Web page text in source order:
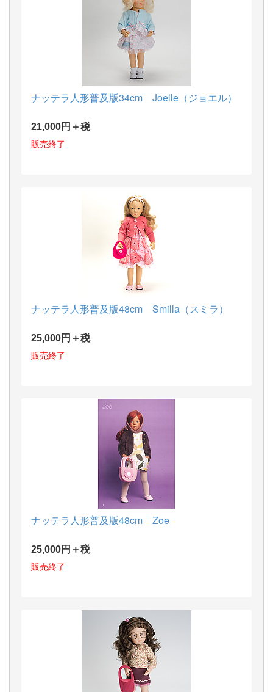
ナッテラ人形普及版34cm Joelle（ジョエル）
21,000円＋税
販売終了
ナッテラ人形普及版48cm Smilla（スミラ）
25,000円＋税
販売終了
ナッテラ人形普及版48cm Zoe
25,000円＋税
販売終了